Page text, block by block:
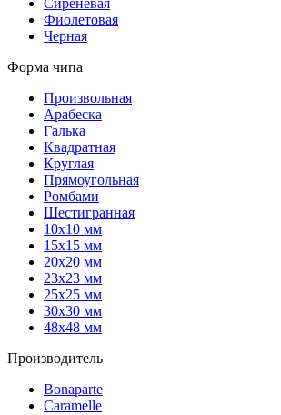
Сиреневая
Фиолетовая
Черная
Форма чипа
Произвольная
Арабеска
Галька
Квадратная
Круглая
Прямоугольная
Ромбами
Шестигранная
10х10 мм
15х15 мм
20х20 мм
23х23 мм
25х25 мм
30х30 мм
48х48 мм
Производитель
Bonaparte
Caramelle